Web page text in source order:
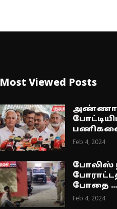
Most Viewed Posts
Feb 4, 2024
போலிஸ்
போதை ...
Feb 4, 2024